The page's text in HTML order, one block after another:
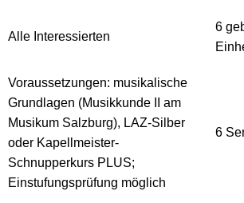
Alle Interessierten
6
Voraussetzungen: musikalische
Grundlagen (Musikkunde II am
Musikum Salzburg), LAZ-Silber
oder Kapellmeister-
Schnupperkurs PLUS;
Einstufungsprüfung möglich
6